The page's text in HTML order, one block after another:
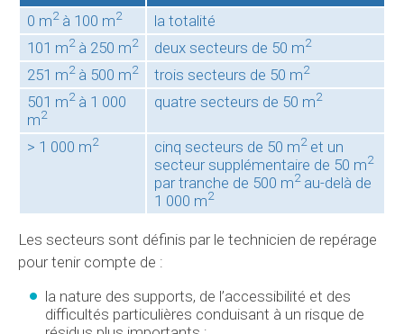
0 m2à 100 m2
la totalité
101 m2à 250 m2 deux secteurs de 50 m2
251 m2à 500 m2 trois secteurs de 50 m2
501 m2à 1 000
m2
quatre secteurs de 50 m2
> 1 000 m2 cinq secteurs de 50 m2et un
secteur supplémentaire de 50 m2
par tranche de 500 m2au-delà de
1 000 m2
Les secteurs sont définis par le technicien de repérage
pour tenir compte de :
la nature des supports, de l’accessibilité et des
difficultés particulières conduisant à un risque de